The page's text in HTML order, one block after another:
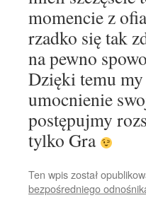
momencie z
rzadko się tak
na pewno
Dzięki temu
umocnienie
postępujmy
tylko Gra
Ten wpis został
bezpośredniego